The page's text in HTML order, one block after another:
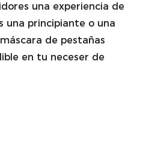
una experiencia de
una principiante o una
de pestañas
en tu neceser de